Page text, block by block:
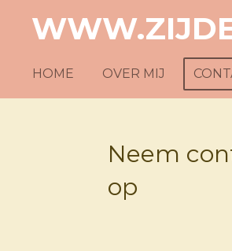
direct
hoofdinhoud
HOME OVER MIJ
Neem
op